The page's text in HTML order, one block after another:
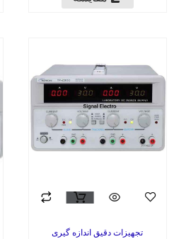
تجهیزات دقیق اندازه گیری